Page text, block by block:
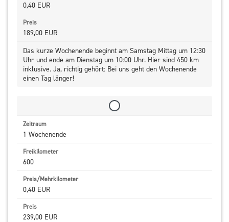
0,40 EUR
189,00 EUR
Das kurze Wochenende beginnt am Samstag Mittag um 12:30
Uhr und ende am Dienstag um 10:00 Uhr. Hier sind 450 km
inklusive. Ja, richtig gehört: Bei uns geht den Wochenende
einen Tag länger!
1 Wochenende
600
0,40 EUR
239,00 EUR